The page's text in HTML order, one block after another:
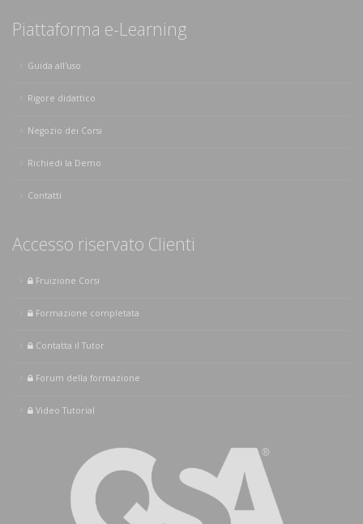
Piattaforma e-Learning
Guida all'uso
Rigore didattico
Negozio dei Corsi
Richiedi la Demo
Contatti
Accesso riservato Clienti
Fruizione Corsi
Formazione completata
Contatta il Tutor
Forum della formazione
Video Tutorial